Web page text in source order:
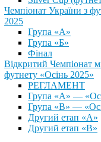
Чемпіонат України з
2025
Група «А»
Група «Б»
Фінал
Відкритий Чемпіонат
футнету «Осінь 2025»
РЕГЛАМЕНТ
Група «А» —
Група «В» —
Другий етап «А»
Другий етап «В»